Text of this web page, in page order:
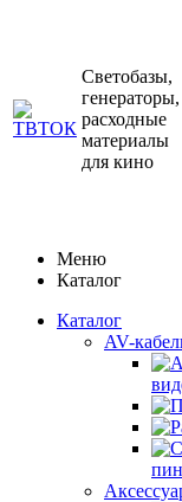
Светобазы,
генераторы,
расходные
материалы
для кино
Меню
Каталог
Каталог
AV-